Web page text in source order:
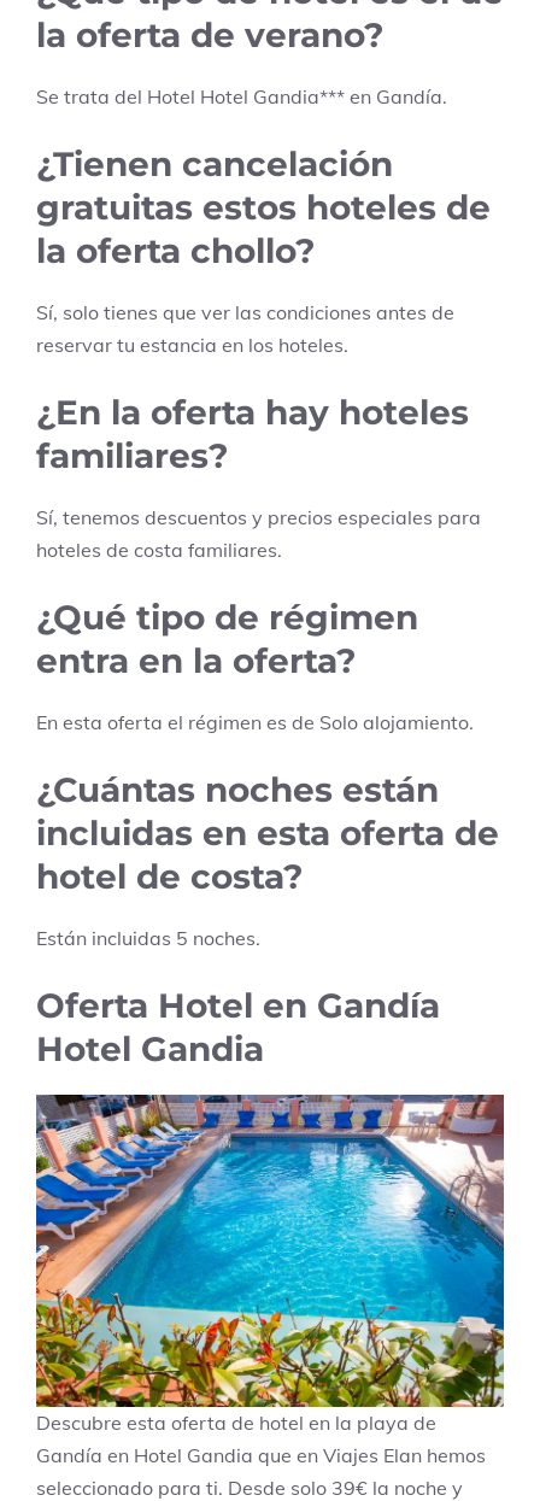
la oferta de verano?
Se trata del Hotel Hotel Gandia*** en Gandía.
¿Tienen cancelación
gratuitas estos hoteles de
la oferta chollo?
Sí, solo tienes que ver las condiciones antes de
reservar tu estancia en los hoteles.
¿En la oferta hay hoteles
familiares?
Sí, tenemos descuentos y precios especiales para
hoteles de costa familiares.
¿Qué tipo de régimen
entra en la oferta?
En esta oferta el régimen es de Solo alojamiento.
¿Cuántas noches están
incluidas en esta oferta de
hotel de costa?
Están incluidas 5 noches.
Oferta Hotel en Gandía
Hotel Gandia
Descubre esta oferta de hotel en la playa de
Gandía en Hotel Gandia que en Viajes Elan hemos
seleccionado para ti. Desde solo 39€ la noche y